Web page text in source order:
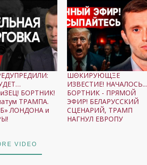
БОРТНИК!
ТРАМПА.
ЛОНДОНА и
ШΘКИΡУЮЩΞЕ
ИЗВЕСТИЕ! НАЧАЛОСЬ...
БОРТНИК - ПРЯМОЙ
ЭФИР! БЕЛАРУССКИЙ
СЦЕНАРИЙ, ТРАМП
НАГНУЛ ЕВРОПУ
VIDEO